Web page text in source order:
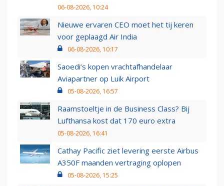
06-08-2026, 10:24
Nieuwe ervaren CEO moet het tij keren
voor geplaagd Air India
06-08-2026, 10:17
Saoedi’s kopen vrachtafhandelaar
Aviapartner op Luik Airport
05-08-2026, 16:57
Raamstoeltje in de Business Class? Bij
Lufthansa kost dat 170 euro extra
05-08-2026, 16:41
Cathay Pacific ziet levering eerste Airbus
A350F maanden vertraging oplopen
05-08-2026, 15:25